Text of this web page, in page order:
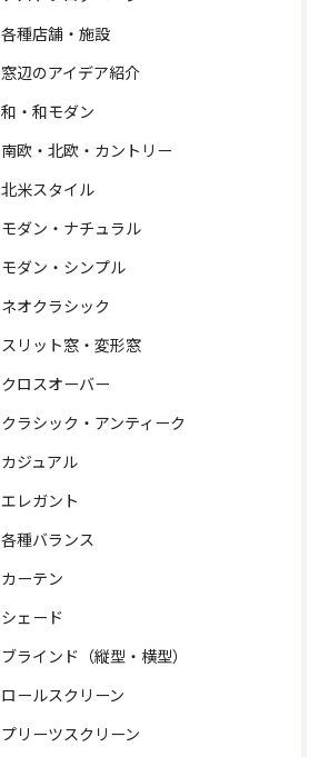
各種店舗・施設
窓辺のアイデア紹介
和・和モダン
南欧・北欧・カントリー
北米スタイル
モダン・ナチュラル
モダン・シンプル
ネオクラシック
スリット窓・変形窓
クロスオーバー
クラシック・アンティーク
カジュアル
エレガント
各種バランス
カーテン
シェード
ブラインド（縦型・横型）
ロールスクリーン
プリーツスクリーン